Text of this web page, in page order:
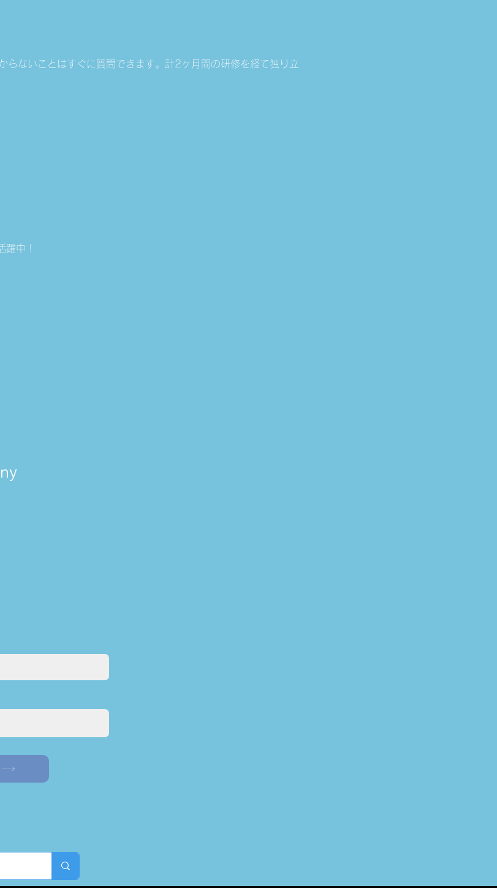
らないことはすぐに質問できます。計2ヶ月間の研修を経て独り立
中！